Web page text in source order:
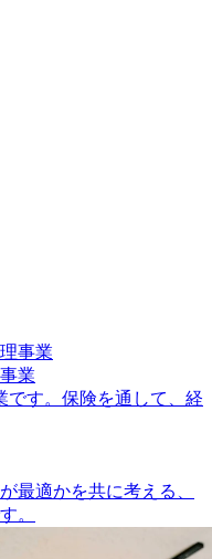
業
です。保険を通して、経
最適かを共に考える、
。